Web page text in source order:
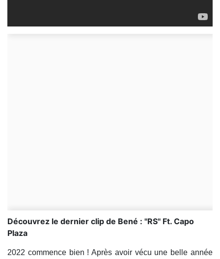
Découvrez le dernier clip de Bené : ''RS'' Ft. Capo
Plaza
2022 commence bien ! Après avoir vécu une belle année